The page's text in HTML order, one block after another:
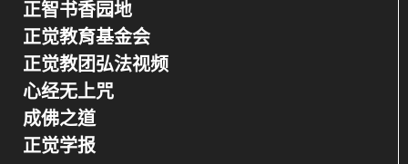
正智书香园地
正觉教育基金会
正觉教团弘法视频
心经无上咒
成佛之道
正觉学报